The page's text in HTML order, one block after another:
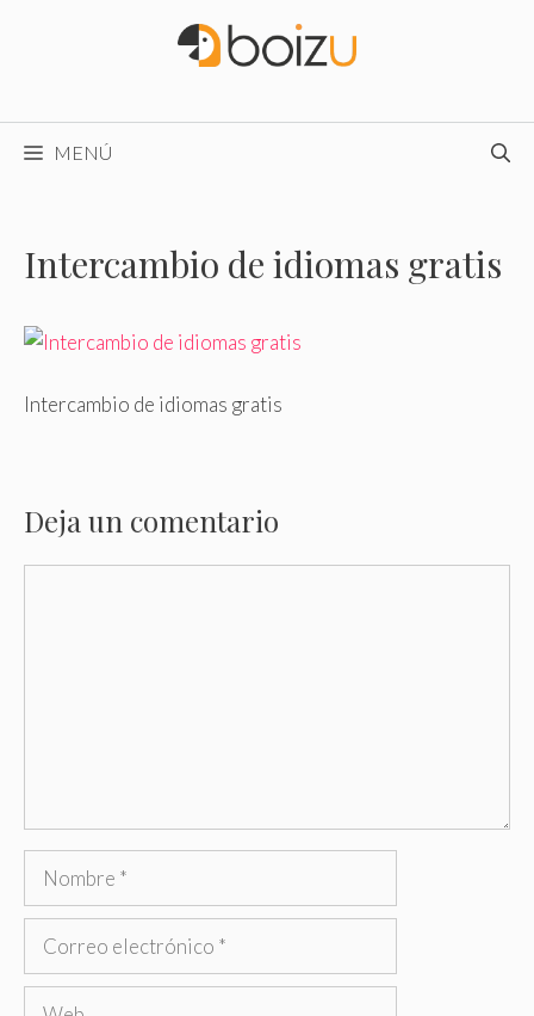
MENÚ
Intercambio de idiomas gratis
Intercambio de idiomas gratis
Deja un comentario
Nombre
Correo
Web